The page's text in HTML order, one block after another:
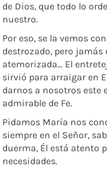
de Dios, que todo lo
nuestro.
Por eso, se la vemos
destrozado, pero
atemorizada… El
sirvió para arraigar en
darnos a nosotros este
admirable de Fe.
Pidamos María nos
siempre en el Señor,
duerma, Él está atento
necesidades.